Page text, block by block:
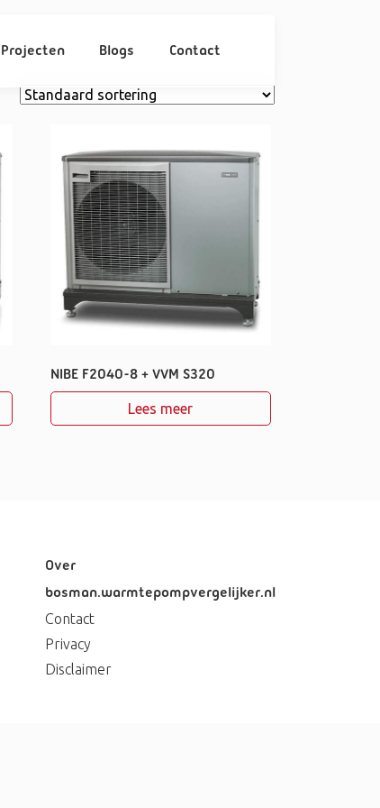
Projecten Blogs Contact
NIBE F2040-8 + VVM S320
Lees meer
Over
bosman.warmtepompvergelijker.nl
Contact
Privacy
Disclaimer